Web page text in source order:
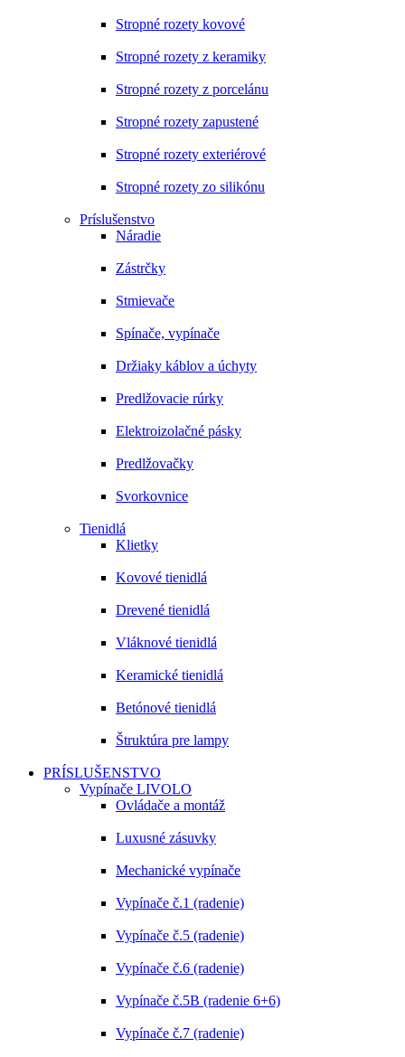
Stropné rozety kovové
Stropné rozety z keramiky
Stropné rozety z porcelánu
Stropné rozety zapustené
Stropné rozety exteriérové
Stropné rozety zo silikónu
Príslušenstvo
Náradie
Zástrčky
Stmievače
Spínače, vypínače
Držiaky káblov a úchyty
Predlžovacie rúrky
Elektroizolačné pásky
Predlžovačky
Svorkovnice
Tienidlá
Klietky
Kovové tienidlá
Drevené tienidlá
Vláknové tienidlá
Keramické tienidlá
Betónové tienidlá
Štruktúra pre lampy
PRÍSLUŠENSTVO
Vypínače LIVOLO
Ovládače a montáž
Luxusné zásuvky
Mechanické vypínače
Vypínače č.1 (radenie)
Vypínače č.5 (radenie)
Vypínače č.6 (radenie)
Vypínače č.5B (radenie 6+6)
Vypínače č.7 (radenie)